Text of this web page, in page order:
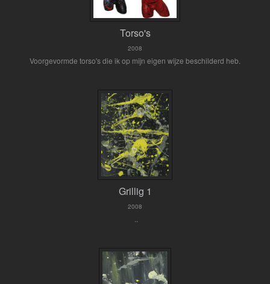
Torso's
2008
Voorgevormde torso's die ik op mijn eigen wijze beschilderd heb.
Grillig 1
2008